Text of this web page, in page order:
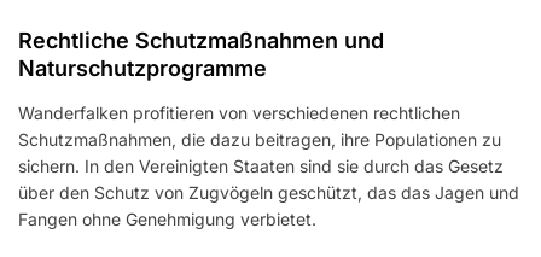
Rechtliche Schutzmaßnahmen und
Naturschutzprogramme
Wanderfalken profitieren von verschiedenen rechtlichen
Schutzmaßnahmen, die dazu beitragen, ihre Populationen zu
sichern. In den Vereinigten Staaten sind sie durch das Gesetz
über den Schutz von Zugvögeln geschützt, das das Jagen und
Fangen ohne Genehmigung verbietet.